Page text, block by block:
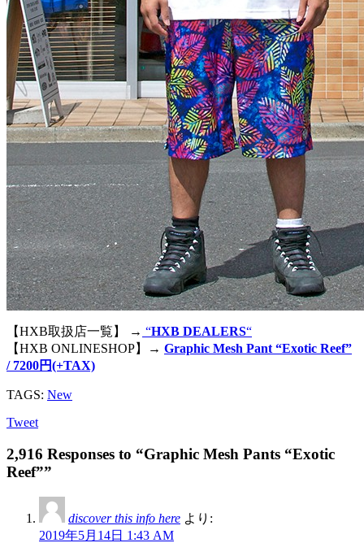
【HXB取扱店一覧】 → “HXB DEALERS“
【HXB ONLINESHOP】→ Graphic Mesh Pant “Exotic Reef”
/ 7200円(+TAX)
TAGS: New
Tweet
2,916 Responses to “Graphic Mesh Pants “Exotic
Reef””
discover this info here より:
2019年5月14日 1:43 AM